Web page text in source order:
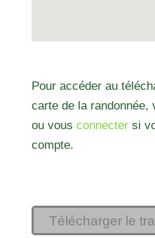
Pour accéder au
carte de la randonnée,
ou vous connectersi
compte.
Télécharger le